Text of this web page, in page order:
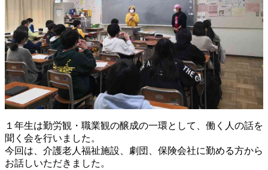
１年生は勤労観・職業観の醸成の一環として、働く人の話を
聞く会を行いました。
今回は、介護老人福祉施設、劇団、保険会社に勤める方から
お話しいただきました。